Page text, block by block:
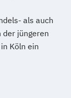
als auch
jüngeren
Köln ein